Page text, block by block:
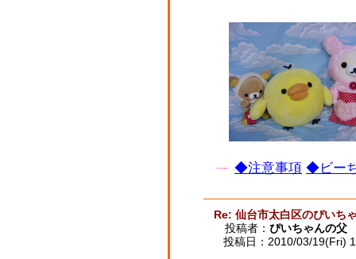
◆注意事項 ◆ビー
Re: 仙台市太白区のぴいち
投稿者： ぴいちゃんの父
投稿日：2010/03/19(Fri)